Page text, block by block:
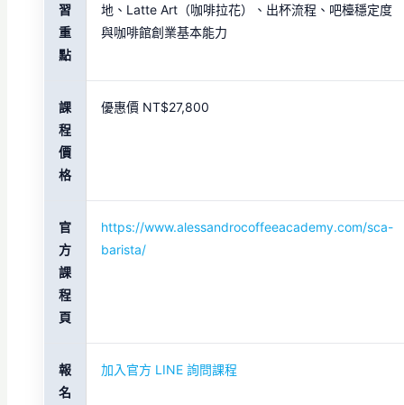
習
重
點
地、Latte Art（咖啡拉花）、出杯流程、吧檯穩定度
與咖啡館創業基本能力
課
程
價
格
優惠價 NT$27,800
官
方
課
程
頁
https://www.alessandrocoffeeacademy.com/sca-
barista/
報
名
加入官方 LINE 詢問課程